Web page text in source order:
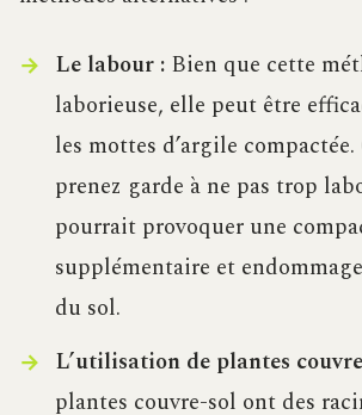
Le labour :Bien que cette
laborieuse, elle peut être
les mottes d’argile
prenez garde à ne pas trop
pourrait provoquer une
supplémentaire et
du sol.
L’utilisation de plantes
plantes couvre-sol ont des